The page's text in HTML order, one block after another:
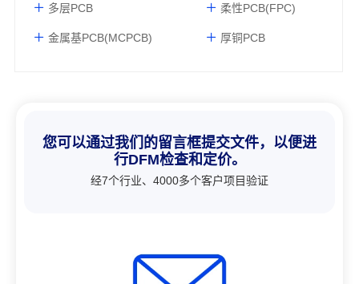
多层PCB 柔性PCB(FPC)
金属基PCB(MCPCB) 厚铜PCB
您可以通过我们的留言框提交文件，以便进
行DFM检查和定价。
经7个行业、4000多个客户项目验证